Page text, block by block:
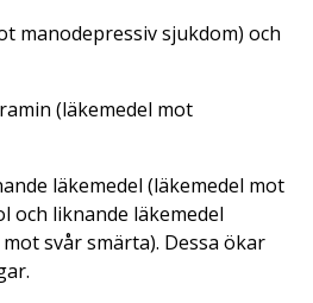
manodepressiv sjukdom) och
(läkemedel mot
läkemedel (läkemedel mot
och liknande läkemedel
svår smärta). Dessa ökar